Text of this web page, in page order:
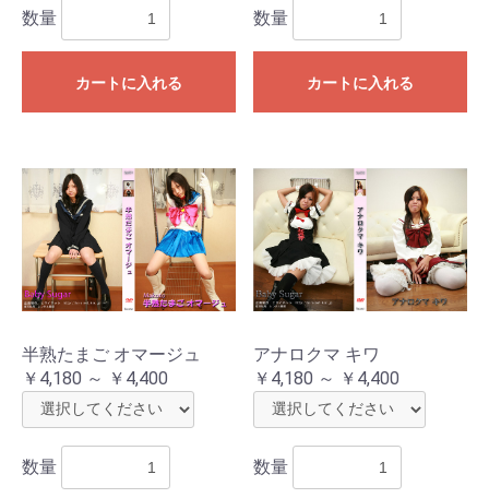
数量
カートに入れる
数量
カートに入れる
半熟たまご オマージュ
￥4,180 ～ ￥4,400
数量
アナロクマ キワ
￥4,180 ～ ￥4,400
数量